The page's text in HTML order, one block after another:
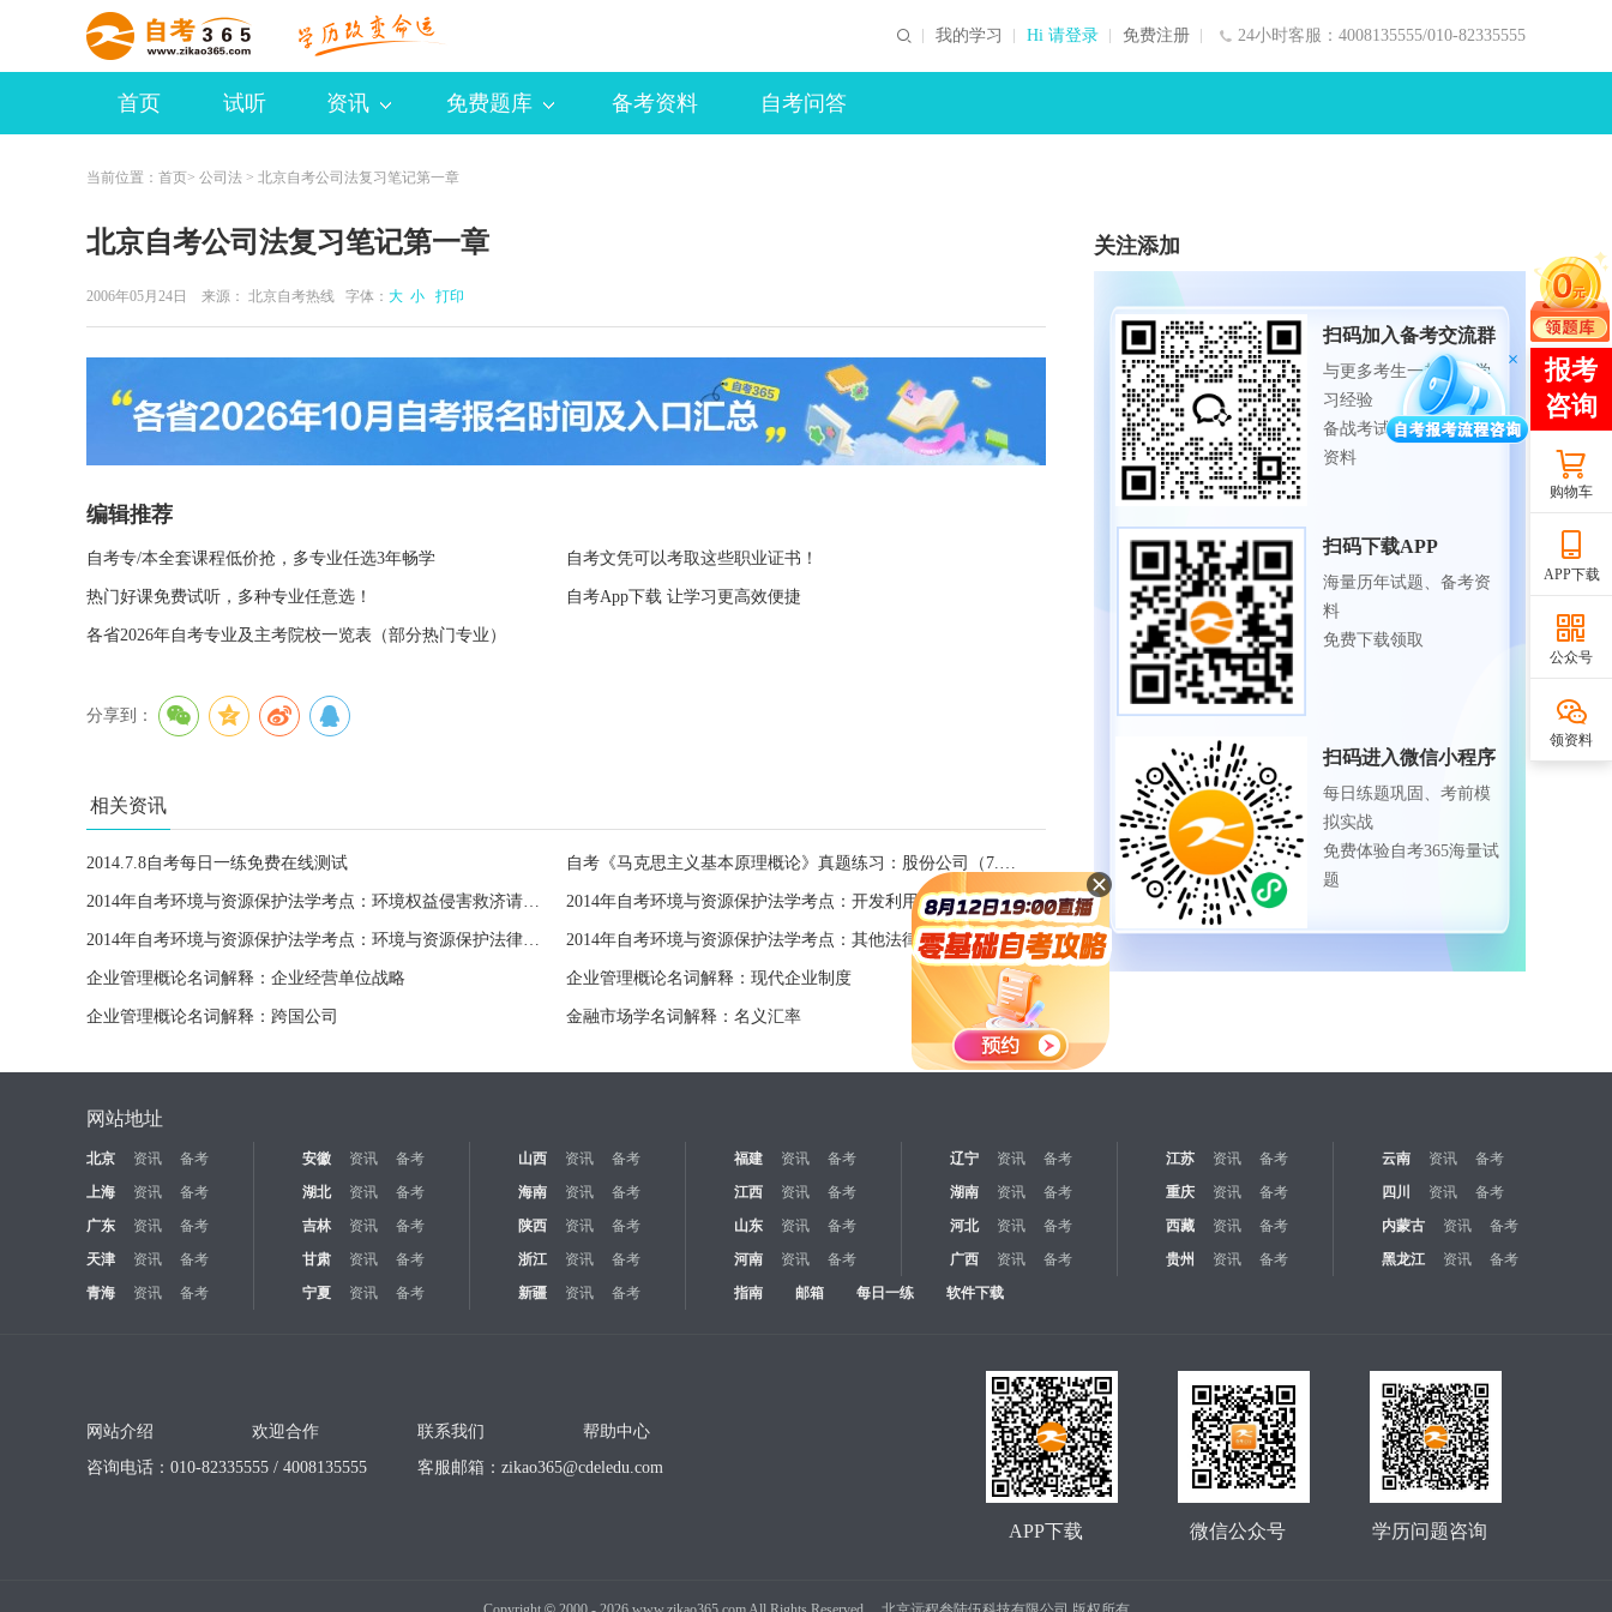
24小时客服：4008135555/010-82335555
我的学习 Hi 请登录 免费注册
首页 试听 资讯 免费题库 备考资料 自考问答
当前位置： 首页> 公司法 > 北京自考公司法复习笔记第一章
北京自考公司法复习笔记第一章
2006年05月24日 来源： 北京自考热线 字体： 大 小 打印
编辑推荐
自考专/本全套课程低价抢，多专业任选3年畅学 自考文凭可以考取这些职业证书！
热门好课免费试听，多种专业任意选！ 自考App下载 让学习更高效便捷
各省2026年自考专业及主考院校一览表（部分热门专业）
分享到：
相关资讯
2014.7.8自考每日一练免费在线测试 自考《马克思主义基本原理概论》真题练习：股份公司（7.8）
2014年自考环境与资源保护法学考点：环境权益侵害救济请求权 2014年自考环境与资源保护法学考点：开发利用环境决策与行为知悉权
2014年自考环境与资源保护法学考点：环境与资源保护法律关系的特征 2014年自考环境与资源保护法学考点：其他法律中有关环境与资源保护条款
企业管理概论名词解释：企业经营单位战略 企业管理概论名词解释：现代企业制度
企业管理概论名词解释：跨国公司 金融市场学名词解释：名义汇率
关注添加
扫码加入备考交流群
与更多考生一起交流学
习经验
备战考试，获取试题及
资料
扫码下载APP
海量历年试题、备考资
料
免费下载领取
扫码进入微信小程序
每日练题巩固、考前模
拟实战
免费体验自考365海量试
题
购物车
APP下载
公众号
领资料
网站地址
北京 资讯 备考 安徽 资讯 备考 山西 资讯 备考 福建 资讯 备考 辽宁 资讯 备考 江苏 资讯 备考 云南 资讯
备考
上海
资讯 备考 湖北 资讯 备考 海南 资讯 备考 江西 资讯 备考 湖南 资讯 备考 重庆 资讯 备考 四川 资讯
备考
广东
资讯 备考 吉林 资讯 备考 陕西 资讯 备考 山东 资讯 备考 河北 资讯 备考 西藏 资讯 备考 内蒙古 资讯
备考
天津
资讯 备考 甘肃 资讯 备考 浙江 资讯 备考 河南 资讯 备考 广西 资讯 备考 贵州 资讯 备考 黑龙江 资讯
备考
青海
资讯 备考 宁夏 资讯 备考 新疆 资讯 备考 指南 邮箱 每日一练 软件下载
网站介绍 欢迎合作 联系我们
帮助中心
咨询电话：010-82335555 / 4008135555
客服邮箱： zikao365@cdeledu.com
学历问题咨询
微信公众号
APP下载